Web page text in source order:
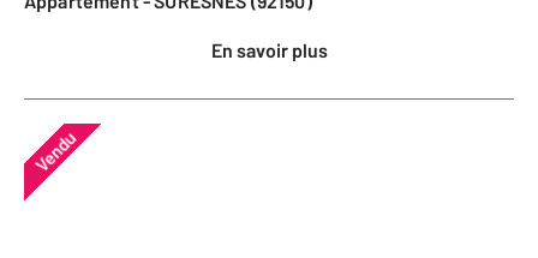
En savoir plus
Vendu